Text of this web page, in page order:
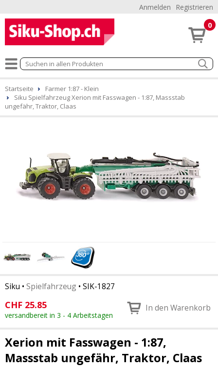
Anmelden Registrieren
0
Startseite
Farmer 1:87 - Klein
Siku Spielfahrzeug Xerion mit Fasswagen - 1:87, Massstab
ungefähr, Traktor, Claas
Siku • Spielfahrzeug • SIK-1827
CHF 25.85
versandbereit in 3 - 4 Arbeitstagen
In den Warenkorb
Xerion mit Fasswagen - 1:87,
Massstab ungefähr, Traktor, Claas